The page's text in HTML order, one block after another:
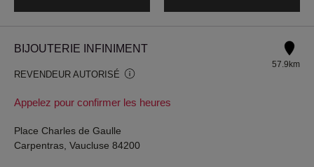
BIJOUTERIE INFINIMENT
REVENDEUR AUTORISÉ
Appelez pour confirmer les heures
57.9km
Place Charles de Gaulle
Carpentras, Vaucluse 84200